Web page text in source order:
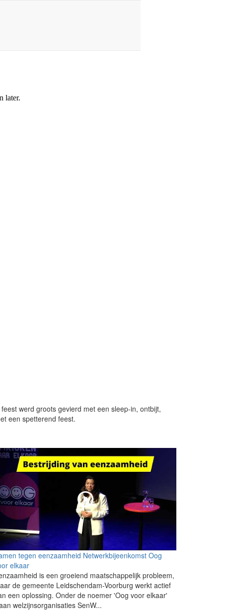
werd groots gevierd met een sleep-in, ontbijt,
een spetterend feest.
tegen eenzaamheid Netwerkbijeenkomst Oog
elkaar
is een groeiend maatschappelijk probleem,
de gemeente Leidschendam-Voorburg werkt actief
een oplossing. Onder de noemer 'Oog voor elkaar'
welzijnsorganisaties SenW...